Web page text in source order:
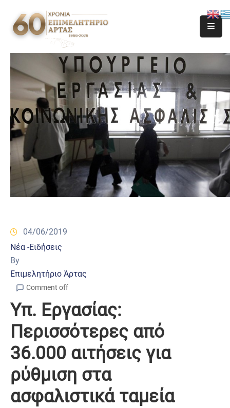
04/06/2019
Νέα -Ειδήσεις
By
Επιμελητήριο Άρτας
Comment off
Υπ. Εργασίας:
Περισσότερες από
36.000 αιτήσεις για
ρύθμιση στα
ασφαλιστικά ταμεία